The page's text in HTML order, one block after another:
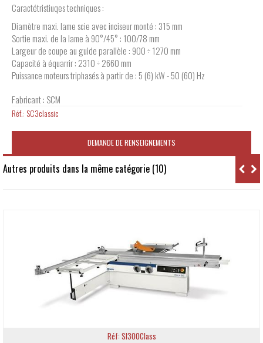
Caractétristiuqes techniques :
Diamètre maxi. lame scie avec inciseur monté : 315 mm
Sortie maxi. de la lame à 90°/45° : 100/78 mm
Largeur de coupe au guide parallèle : 900 ÷ 1270 mm
Capacité à équarrir : 2310 ÷ 2660 mm
Puissance moteurs triphasés à partir de : 5 (6) kW - 50 (60) Hz
Fabricant : SCM
Réf.: SC3classic
DEMANDE DE RENSEIGNEMENTS
Autres produits dans la même catégorie (10)
Réf: SI300Class